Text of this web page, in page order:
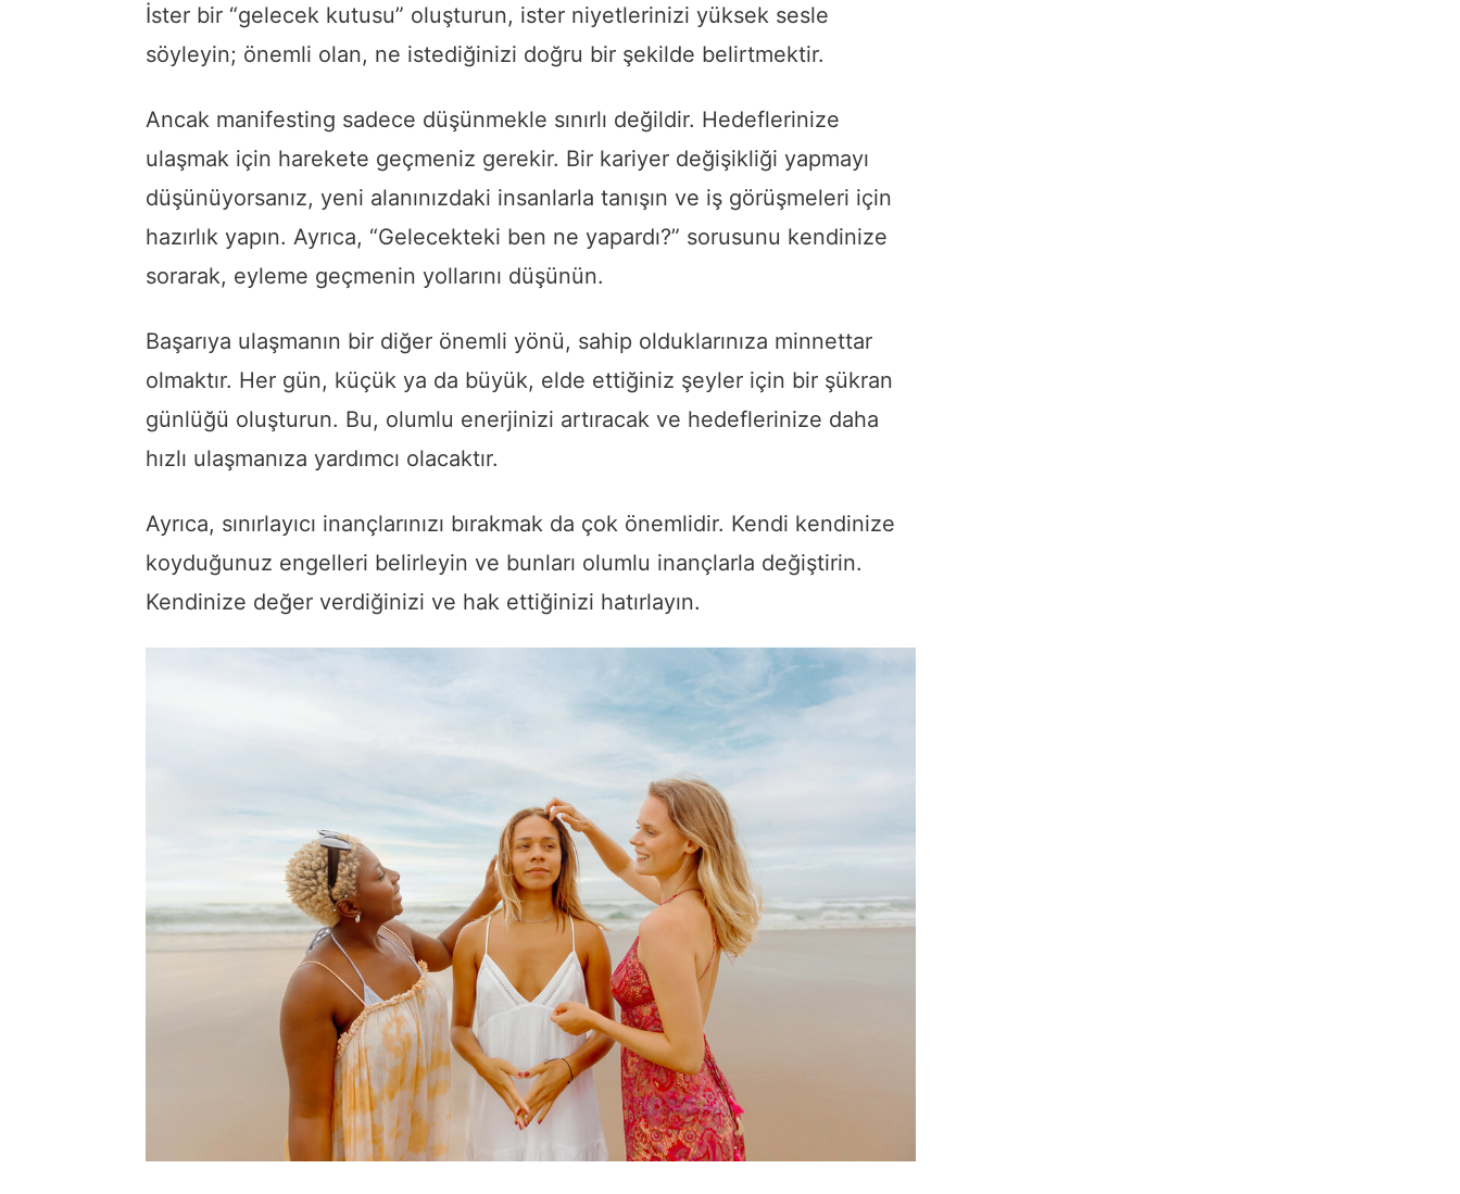
İster bir “gelecek kutusu” oluşturun, ister niyetlerinizi yüksek sesle
söyleyin; önemli olan, ne istediğinizi doğru bir şekilde belirtmektir.
Ancak manifesting sadece düşünmekle sınırlı değildir. Hedeflerinize
ulaşmak için harekete geçmeniz gerekir. Bir kariyer değişikliği yapmayı
düşünüyorsanız, yeni alanınızdaki insanlarla tanışın ve iş görüşmeleri için
hazırlık yapın. Ayrıca, “Gelecekteki ben ne yapardı?” sorusunu kendinize
sorarak, eyleme geçmenin yollarını düşünün.
Başarıya ulaşmanın bir diğer önemli yönü, sahip olduklarınıza minnettar
olmaktır. Her gün, küçük ya da büyük, elde ettiğiniz şeyler için bir şükran
günlüğü oluşturun. Bu, olumlu enerjinizi artıracak ve hedeflerinize daha
hızlı ulaşmanıza yardımcı olacaktır.
Ayrıca, sınırlayıcı inançlarınızı bırakmak da çok önemlidir. Kendi kendinize
koyduğunuz engelleri belirleyin ve bunları olumlu inançlarla değiştirin.
Kendinize değer verdiğinizi ve hak ettiğinizi hatırlayın.